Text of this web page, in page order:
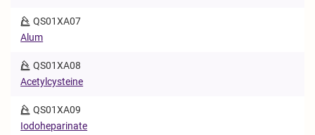
QS01XA07
Alum
QS01XA08
Acetylcysteine
QS01XA09
Iodoheparinate